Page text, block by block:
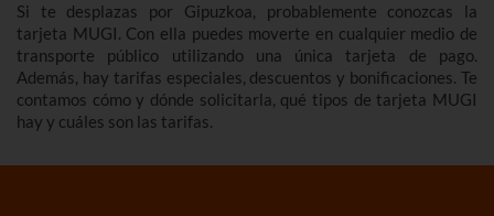
Si te desplazas por Gipuzkoa, probablemente conozcas la
tarjeta MUGI. Con ella puedes moverte en cualquier medio de
transporte público utilizando una única tarjeta de pago.
Además, hay tarifas especiales, descuentos y bonificaciones. Te
contamos cómo y dónde solicitarla, qué tipos de tarjeta MUGI
hay y cuáles son las tarifas.